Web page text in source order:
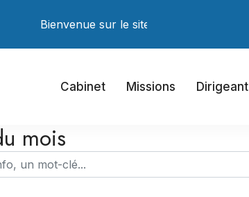
Bienvenue sur le site Internet du cabinet !
Cabinet Missions Dirigeant
mois